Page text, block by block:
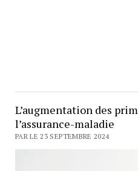
L’augmentation des
l’assurance-maladie
PAR LE 23 SEPTEMBRE 2024